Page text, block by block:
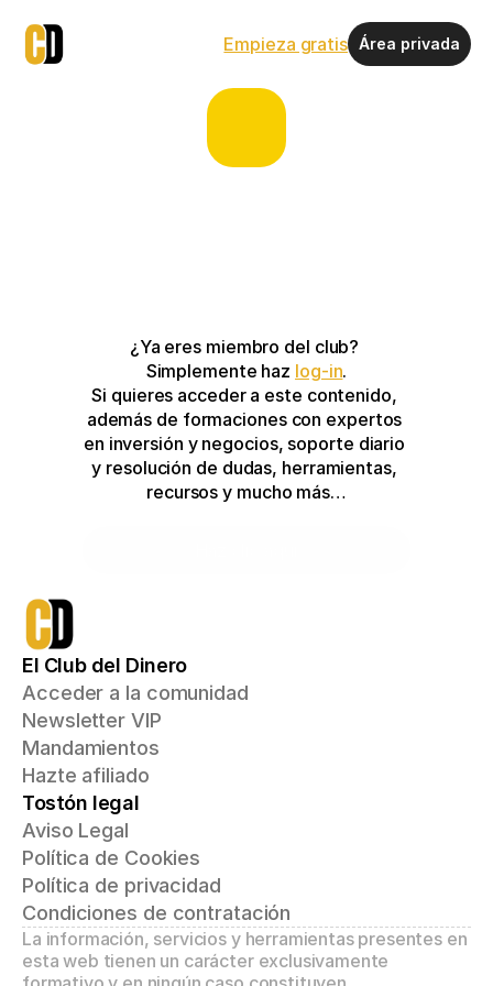
Empieza gratis Área privada
¿Ya eres miembro del club?
Simplemente haz log-in.
Si quieres acceder a este contenido,
además de formaciones con expertos
en inversión y negocios, soporte diario
y resolución de dudas, herramientas,
recursos y mucho más…
El Club del Dinero
Acceder a la comunidad
Newsletter VIP
Mandamientos
Hazte afiliado
Tostón legal
Aviso Legal
Política de Cookies
Política de privacidad
Condiciones de contratación
La información, servicios y herramientas presentes en
esta web tienen un carácter exclusivamente